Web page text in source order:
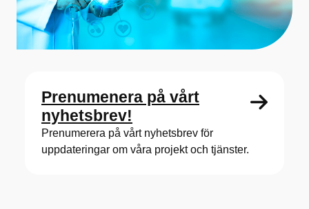
Prenumenera på vårt
nyhetsbrev!
Prenumerera på vårt nyhetsbrev för
uppdateringar om våra projekt och tjänster.